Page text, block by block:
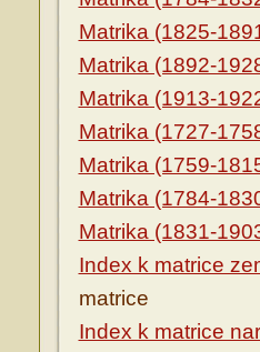
Matrika (1825-
Matrika (1892-
Matrika (1913-
Matrika (1727-
Matrika (1759-
Matrika (1784-
Matrika (1831-
Index k matrice
matrice
Index k matrice